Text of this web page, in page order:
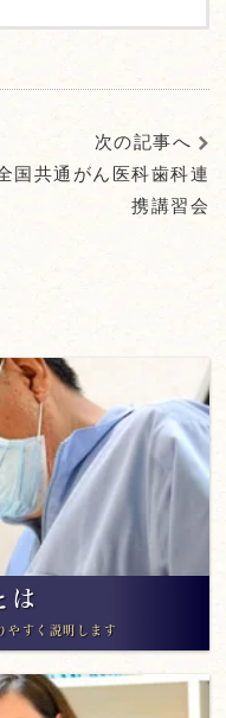
次の記事へ
国共通がん医科歯科連
携講習会
は
やすく説明します